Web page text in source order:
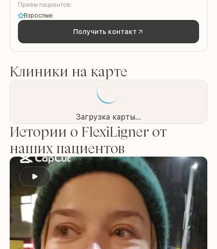
Приём пациентов:
Взрослые
Получить контакт
Клиники на карте
Загрузка карты...
Истории о FlexiLigner от
наших пациентов